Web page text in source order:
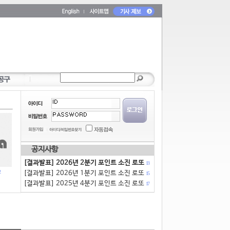
공지사항
[결과발표] 2026년 2분기 포인트 소진 로또 13
[결과발표] 2026년 1분기 포인트 소진 로또 15
[결과발표] 2025년 4분기 포인트 소진 로또 17